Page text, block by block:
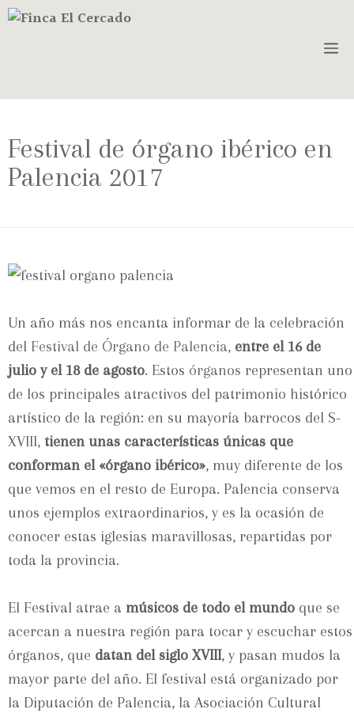
Festival de órgano ibérico en
Palencia 2017
Un año más nos encanta informar de la celebración
del Festival de Órgano de Palencia, entre el 16 de
julio y el 18 de agosto. Estos órganos representan uno
de los principales atractivos del patrimonio histórico
artístico de la región: en su mayoría barrocos del S-
XVIII, tienen unas características únicas que
conforman el «órgano ibérico», muy diferente de los
que vemos en el resto de Europa. Palencia conserva
unos ejemplos extraordinarios, y es la ocasión de
conocer estas iglesias maravillosas, repartidas por
toda la provincia.
El Festival atrae a músicos de todo el mundo que se
acercan a nuestra región para tocar y escuchar estos
órganos, que datan del siglo XVIII, y pasan mudos la
mayor parte del año. El festival está organizado por
la Diputación de Palencia, la Asociación Cultural